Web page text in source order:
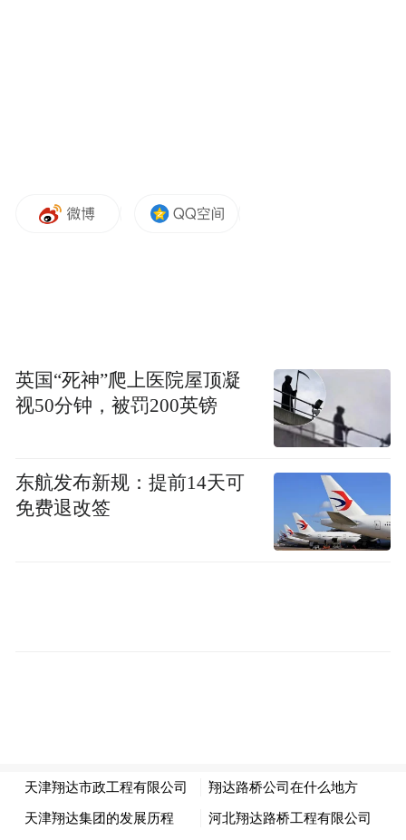
它所承载的东西非同一般。
除此之外，还配备了更强悍的2.4L和2.0T动
RAV4荣放指导价：17.98-26.98万
英国“死神”爬上医院屋顶凝
视50分钟，被罚200英镑
东航发布新规：提前14天可
免费退改签